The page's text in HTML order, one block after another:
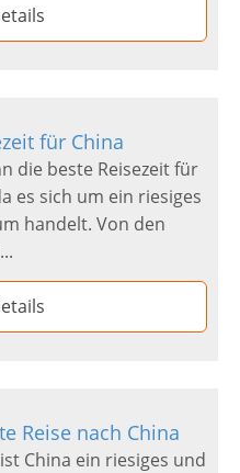
für China
die beste Reisezeit für
es sich um ein riesiges
handelt. Von den
Reise nach China
China ein riesiges und